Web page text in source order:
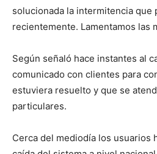
solucionada la intermitencia que
recientemente. Lamentamos las
Según señaló hace instantes al
comunicado con clientes para
estuviera resuelto y que se
particulares.
Cerca del mediodía los usuarios